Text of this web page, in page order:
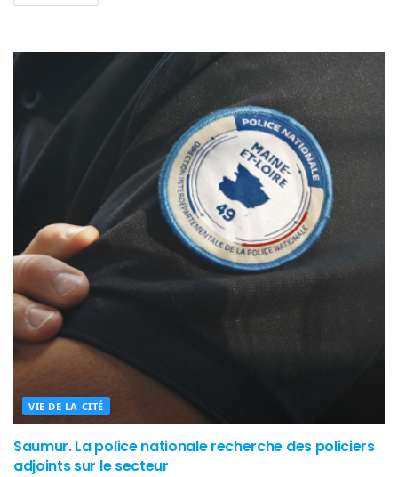
VIE DE LA CITÉ
Saumur. La police nationale recherche des policiers
adjoints sur le secteur